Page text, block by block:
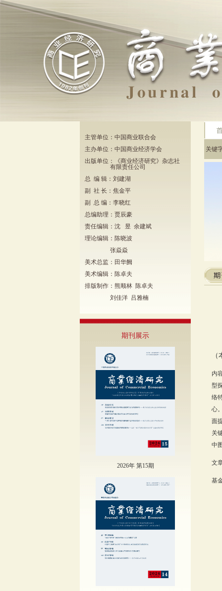
主管单位：中国商业联合会
主办单位：中国商业经济学会
出版单位：《商业经济研究》杂志社
有限责任公司
总 编 辑：刘建湖
副 社 长：焦金平
副 总 编：李晓红
总编助理：贾辰豪
责任编辑：沈 昱 余建斌
理论编辑：陈晓波
张焱焱
美术总监：田华阙
美术编辑：陈卓夫
排版制作：熊顺林 陈卓夫
刘佳洋 吕雅楠
期刊展示
2026年 第15期
关键
内
型
络
心
面
关
中
文
基